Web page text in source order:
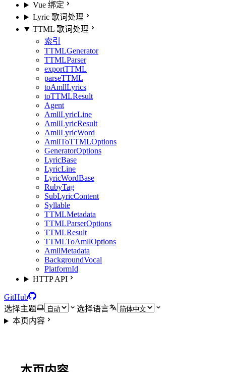
Vue 绑定
Lyric 歌词处理
TTML 歌词处理
索引
TTMLGenerator
TTMLParser
exportTTML
parseTTML
toAmllLyrics
toTTMLResult
Agent
AmllLyricLine
AmllLyricResult
AmllLyricWord
AmllToTTMLOptions
GeneratorOptions
LyricBase
LyricLine
LyricWordBase
RubyTag
SubLyricContent
Syllable
TTMLMetadata
TTMLParserOptions
TTMLResult
TTMLToAmllOptions
AmllMetadata
BackgroundVocal
PlatformId
HTTP API
GitHub
选择主题
选择语言
本页内容